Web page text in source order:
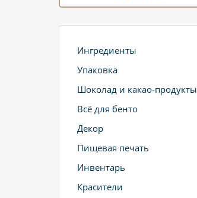
Ингредиенты
Упаковка
Шоколад и какао-продукты
Всё для бенто
Декор
Пищевая печать
Инвентарь
Красители